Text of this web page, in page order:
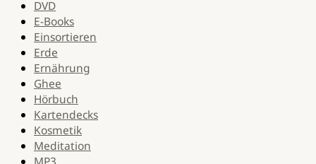
DVD
E-Books
Einsortieren
Erde
Ernährung
Ghee
Hörbuch
Kartendecks
Kosmetik
Meditation